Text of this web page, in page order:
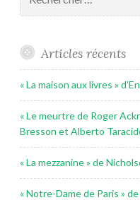
Articles récents
« La maison aux livres »
« Le meurtre de Roger
Bresson et Alberto
« La mezzanine » de
« Notre-Dame de Paris »